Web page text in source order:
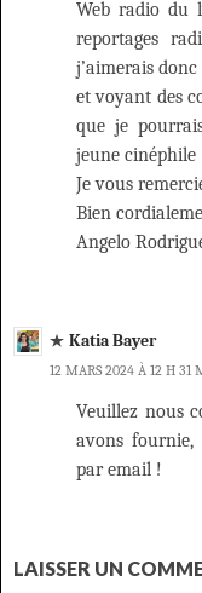
Web radio du
reportages
j’aimerais
et voyant des
que je
jeune
Je vous
Bien
Angelo
Katia Bayer
12 MARS 2024 À 12 H 31
Veuillez nous
avons fournie,
par email !
LAISSER UN